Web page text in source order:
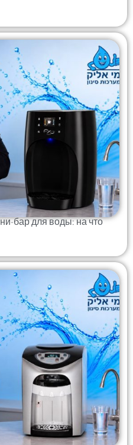
бар для воды: на что